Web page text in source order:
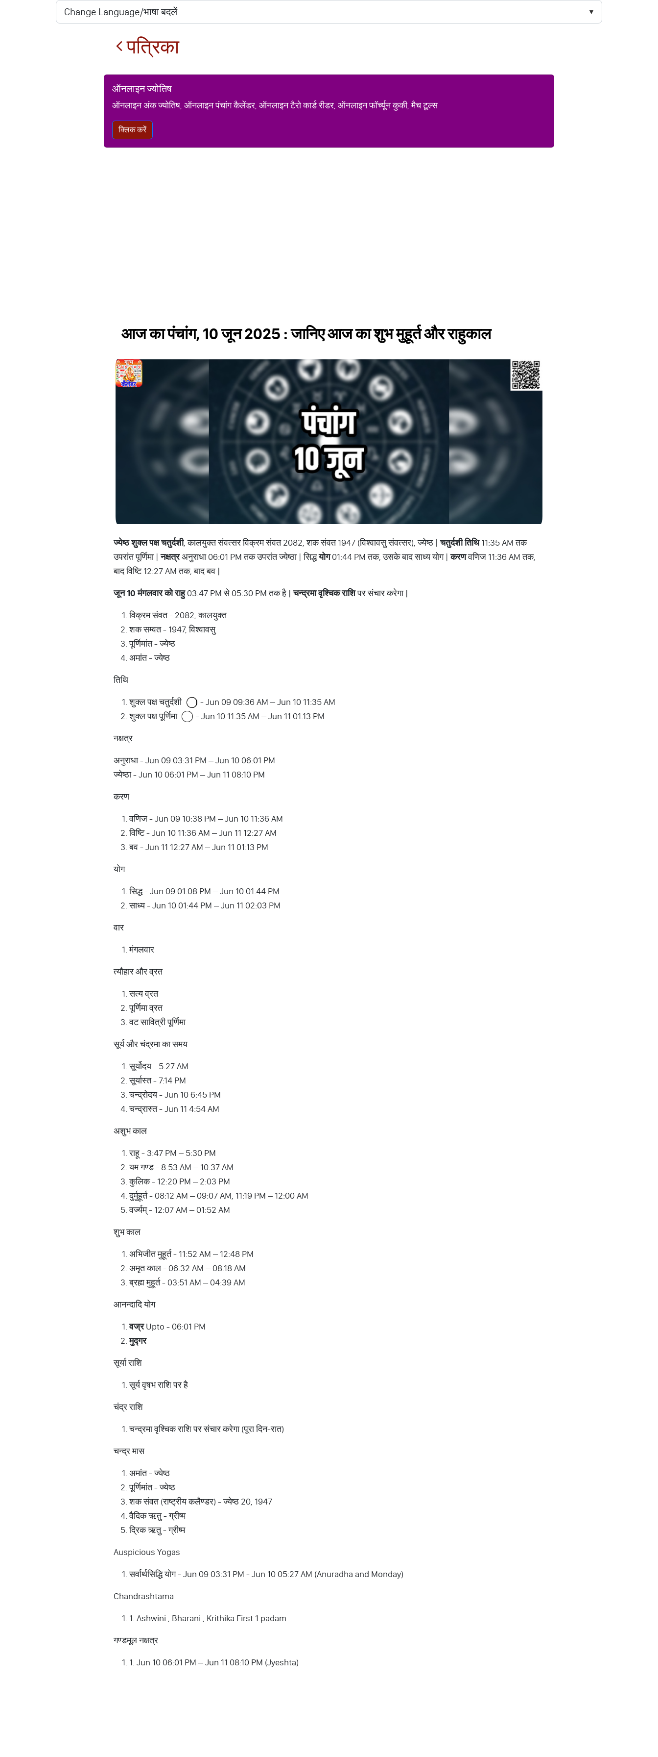
पत्रिका
ऑनलाइन ज्योतिष
ऑनलाइन अंक ज्योतिष, ऑनलाइन पंचांग कैलेंडर, ऑनलाइन टैरो कार्ड रीडर, ऑनलाइन फॉर्च्यून कुकी, मैच टूल्स
क्लिक करें
आज का पंचांग, 10 जून 2025 : जानिए आज का शुभ मुहूर्त और राहुकाल
ज्येष्ठ शुक्ल पक्ष चतुर्दशी, कालयुक्त संवत्सर विक्रम संवत 2082, शक संवत 1947 (विश्वावसु संवत्सर), ज्येष्ठ |चतुर्दशी तिथि11:35 AM तक
उपरांत पूर्णिमा |नक्षत्रअनुराधा 06:01 PM तक उपरांत ज्येष्ठा | सिद्धयोग01:44 PM तक, उसके बाद साध्य योग |करणवणिज 11:36 AM तक,
बाद विष्टि 12:27 AM तक, बाद बव |
जून 10 मंगलवार को राहु03:47 PM से 05:30 PM तक है |चन्द्रमा वृश्चिक राशिपर संचार करेगा |
विक्रम संवत - 2082, कालयुक्त
शक सम्वत - 1947, विश्वावसु
पूर्णिमांत - ज्येष्ठ
अमांत - ज्येष्ठ
तिथि
शुक्ल पक्ष चतुर्दशी
- Jun 09 09:36 AM – Jun 10 11:35 AM
शुक्ल पक्ष पूर्णिमा
- Jun 10 11:35 AM – Jun 11 01:13 PM
नक्षत्र
अनुराधा - Jun 09 03:31 PM – Jun 10 06:01 PM
ज्येष्ठा - Jun 10 06:01 PM – Jun 11 08:10 PM
करण
वणिज - Jun 09 10:38 PM – Jun 10 11:36 AM
विष्टि - Jun 10 11:36 AM – Jun 11 12:27 AM
बव - Jun 11 12:27 AM – Jun 11 01:13 PM
योग
सिद्ध - Jun 09 01:08 PM – Jun 10 01:44 PM
साध्य - Jun 10 01:44 PM – Jun 11 02:03 PM
वार
मंगलवार
त्यौहार और व्रत
सत्य व्रत
पूर्णिमा व्रत
वट सावित्री पूर्णिमा
सूर्य और चंद्रमा का समय
सूर्योदय - 5:27 AM
सूर्यास्त - 7:14 PM
चन्द्रोदय - Jun 10 6:45 PM
चन्द्रास्त - Jun 11 4:54 AM
अशुभ काल
राहू - 3:47 PM – 5:30 PM
यम गण्ड - 8:53 AM – 10:37 AM
कुलिक - 12:20 PM – 2:03 PM
दुर्मुहूर्त - 08:12 AM – 09:07 AM, 11:19 PM – 12:00 AM
वर्ज्यम् - 12:07 AM – 01:52 AM
शुभ काल
अभिजीत मुहूर्त - 11:52 AM – 12:48 PM
अमृत काल - 06:32 AM – 08:18 AM
ब्रह्म मुहूर्त - 03:51 AM – 04:39 AM
आनन्दादि योग
वज्रUpto - 06:01 PM
मुद्गर
सूर्या राशि
सूर्य वृषभ राशि पर है
चंद्र राशि
चन्द्रमा वृश्चिक राशि पर संचार करेगा (पूरा दिन-रात)
चन्द्र मास
अमांत - ज्येष्ठ
पूर्णिमांत - ज्येष्ठ
शक संवत (राष्ट्रीय कलैण्डर) - ज्येष्ठ 20, 1947
वैदिक ऋतु - ग्रीष्म
द्रिक ऋतु - ग्रीष्म
Auspicious Yogas
सर्वार्थसिद्धि योग - Jun 09 03:31 PM - Jun 10 05:27 AM (Anuradha and Monday)
Chandrashtama
1. Ashwini , Bharani , Krithika First 1 padam
गण्डमूल नक्षत्र
1. Jun 10 06:01 PM – Jun 11 08:10 PM (Jyeshta)